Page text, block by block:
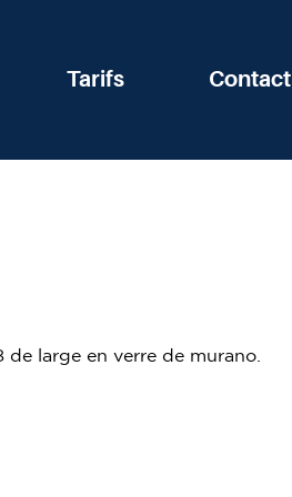
Tarifs Contact
large en verre de murano.